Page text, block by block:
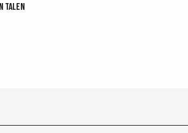
talen
talen